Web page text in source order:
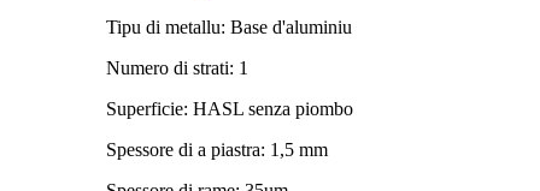
Tipu di metallu: Base d'aluminiu
Numero di strati: 1
Superficie: HASL senza piombo
Spessore di a piastra: 1,5 mm